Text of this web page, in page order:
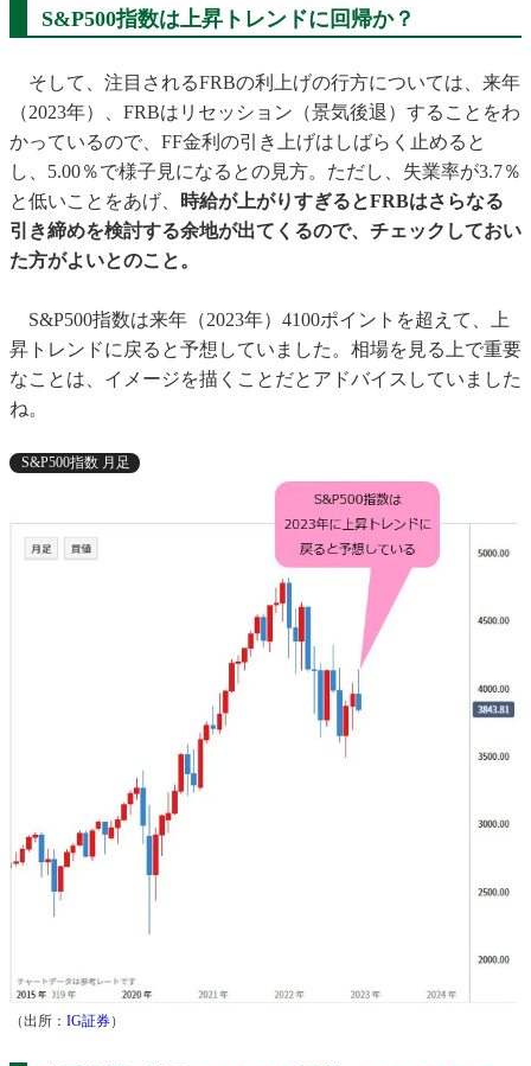
S&P500指数は上昇トレンドに回帰か？
そして、注目されるFRBの利上げの行方については、来年
（2023年）、FRBはリセッション（景気後退）することをわ
かっているので、FF金利の引き上げはしばらく止めると
し、5.00％で様子見になるとの見方。ただし、失業率が3.7％
と低いことをあげ、
時給が上がりすぎるとFRBはさらなる
引き締めを検討する余地が出てくるので、チェックしておい
た方がよいとのこと。
S&P500指数は来年（2023年）4100ポイントを超えて、上
昇トレンドに戻ると予想していました。相場を見る上で重要
なことは、イメージを描くことだとアドバイスしていました
ね。
S&P500指数 月足
（出所： IG証券）